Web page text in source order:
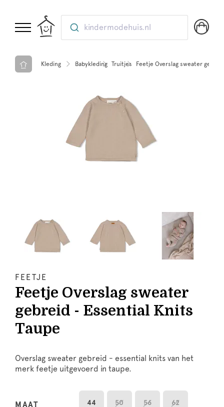
kindermodehuis.nl
Kleding Babykleding Truitjes Feetje Overslag sweater
FEETJE
Feetje Overslag sweater
gebreid - Essential Knits
Taupe
Overslag sweater gebreid - essential knits van het
merk feetje uitgevoerd in taupe.
MAAT 44 50 56 62